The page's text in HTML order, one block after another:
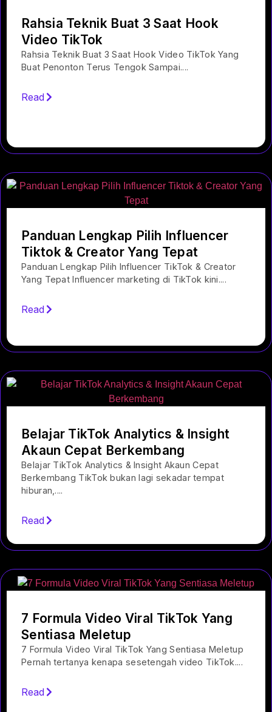
Rahsia Teknik Buat 3 Saat Hook
Video TikTok
Rahsia Teknik Buat 3 Saat Hook Video TikTok Yang
Buat Penonton Terus Tengok Sampai....
Read
Panduan Lengkap Pilih Influencer
Tiktok & Creator Yang Tepat
Panduan Lengkap Pilih Influencer TikTok & Creator
Yang Tepat Influencer marketing di TikTok kini....
Read
Belajar TikTok Analytics & Insight
Akaun Cepat Berkembang
Belajar TikTok Analytics & Insight Akaun Cepat
Berkembang TikTok bukan lagi sekadar tempat
hiburan,....
Read
7 Formula Video Viral TikTok Yang
Sentiasa Meletup
7 Formula Video Viral TikTok Yang Sentiasa Meletup
Pernah tertanya kenapa sesetengah video TikTok....
Read